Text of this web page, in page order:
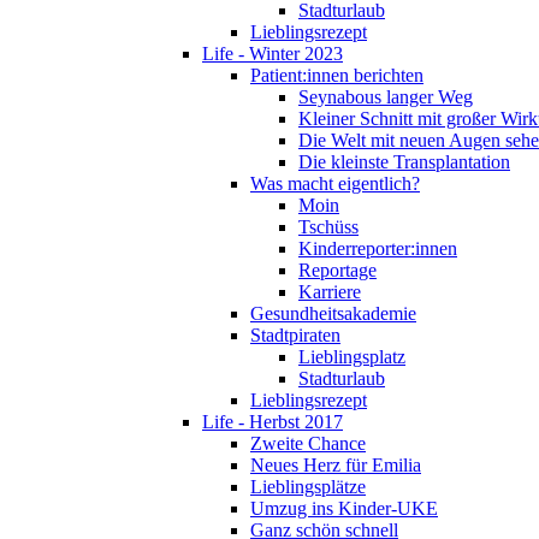
Stadturlaub
Lieblingsrezept
Life - Winter 2023
Patient:innen berichten
Seynabous langer Weg
Kleiner Schnitt mit großer
Die Welt mit neuen Augen
Die kleinste Transplantation
Was macht eigentlich?
Moin
Tschüss
Kinderreporter:innen
Reportage
Karriere
Gesundheitsakademie
Stadtpiraten
Lieblingsplatz
Stadturlaub
Lieblingsrezept
Life - Herbst 2017
Zweite Chance
Neues Herz für Emilia
Lieblingsplätze
Umzug ins Kinder-UKE
Ganz schön schnell